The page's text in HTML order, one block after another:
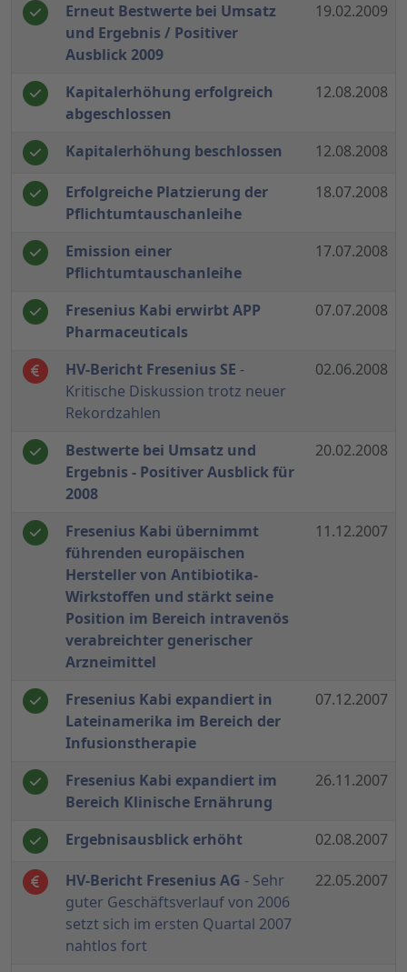
Erneut Bestwerte bei Umsatz
und Ergebnis / Positiver
Ausblick 2009
19.02.2009
Kapitalerhöhung erfolgreich
abgeschlossen
12.08.2008
Kapitalerhöhung beschlossen 12.08.2008
Erfolgreiche Platzierung der
Pflichtumtauschanleihe
18.07.2008
Emission einer
Pflichtumtauschanleihe
17.07.2008
Fresenius Kabi erwirbt APP
Pharmaceuticals
07.07.2008
HV-Bericht Fresenius SE -
Kritische Diskussion trotz neuer
Rekordzahlen
02.06.2008
Bestwerte bei Umsatz und
Ergebnis - Positiver Ausblick für
2008
20.02.2008
Fresenius Kabi übernimmt
führenden europäischen
Hersteller von Antibiotika-
Wirkstoffen und stärkt seine
Position im Bereich intravenös
verabreichter generischer
Arzneimittel
11.12.2007
Fresenius Kabi expandiert in
Lateinamerika im Bereich der
Infusionstherapie
07.12.2007
Fresenius Kabi expandiert im
Bereich Klinische Ernährung
26.11.2007
Ergebnisausblick erhöht 02.08.2007
HV-Bericht Fresenius AG - Sehr
guter Geschäftsverlauf von 2006
setzt sich im ersten Quartal 2007
nahtlos fort
22.05.2007